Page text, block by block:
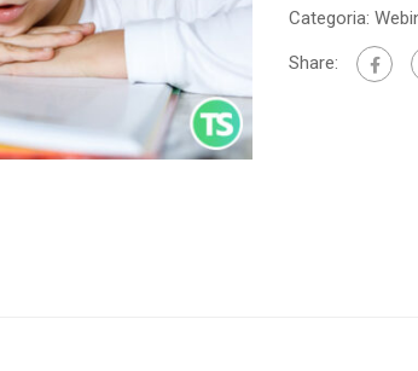
Categoria:
Share: